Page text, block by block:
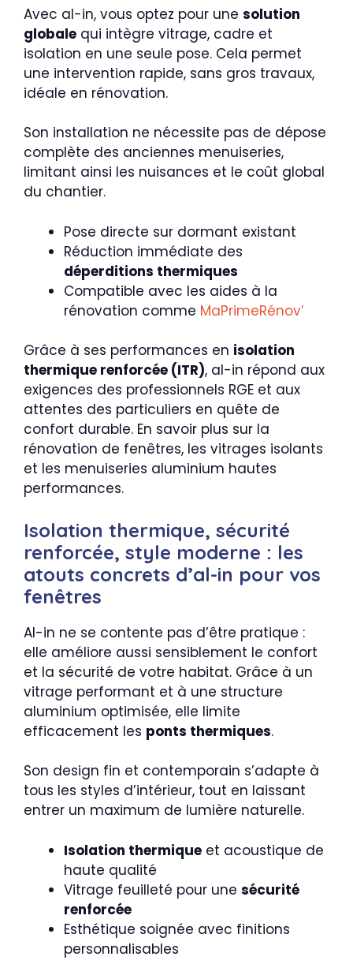
Avec al-in, vous optez pour une solution
globale qui intègre vitrage, cadre et
isolation en une seule pose. Cela permet
une intervention rapide, sans gros travaux,
idéale en rénovation.
Son installation ne nécessite pas de dépose
complète des anciennes menuiseries,
limitant ainsi les nuisances et le coût global
du chantier.
Pose directe sur dormant existant
Réduction immédiate des
déperditions thermiques
Compatible avec les aides à la
rénovation comme MaPrimeRénov’
Grâce à ses performances en isolation
thermique renforcée (ITR), al-in répond aux
exigences des professionnels RGE et aux
attentes des particuliers en quête de
confort durable. En savoir plus sur la
rénovation de fenêtres, les vitrages isolants
et les menuiseries aluminium hautes
performances.
Isolation thermique, sécurité
renforcée, style moderne : les
atouts concrets d’al-in pour vos
fenêtres
Al-in ne se contente pas d’être pratique :
elle améliore aussi sensiblement le confort
et la sécurité de votre habitat. Grâce à un
vitrage performant et à une structure
aluminium optimisée, elle limite
efficacement les ponts thermiques.
Son design fin et contemporain s’adapte à
tous les styles d’intérieur, tout en laissant
entrer un maximum de lumière naturelle.
Isolation thermique et acoustique de
haute qualité
Vitrage feuilleté pour une sécurité
renforcée
Esthétique soignée avec finitions
personnalisables